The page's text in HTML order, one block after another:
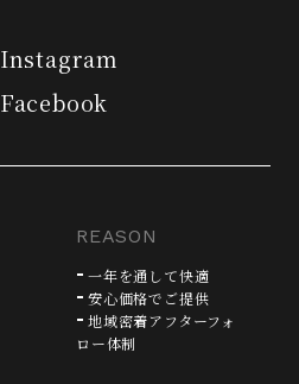
Instagram
Facebook
REASON
一年を通して快適
安心価格でご提供
地域密着アフターフォ
ロー体制